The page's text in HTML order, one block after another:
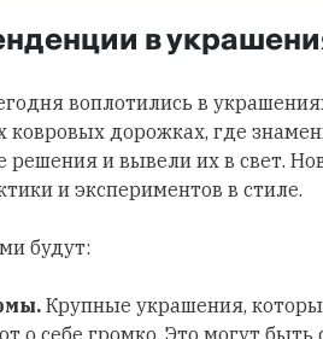
в
воплотились в
ковровых дорожках, где
и вывели их в свет.
и экспериментов в стиле.
будут:
Крупные украшения,
о себе громко. Это могут быть